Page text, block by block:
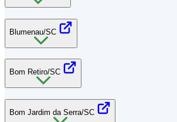
Blumenau/SC
Bom Retiro/SC
Bom Jardim da Serra/SC